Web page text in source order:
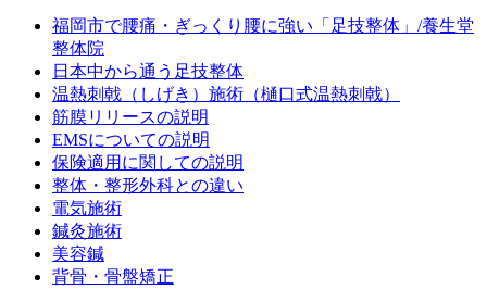
福岡市で腰痛・ぎっくり腰に強い「足技整体」/養生堂
整体院
日本中から通う足技整体
温熱刺戟（しげき）施術（樋口式温熱刺戟）
筋膜リリースの説明
EMSについての説明
保険適用に関しての説明
整体・整形外科との違い
電気施術
鍼灸施術
美容鍼
背骨・骨盤矯正